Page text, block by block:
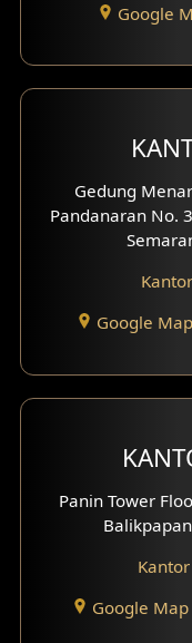
Desain
Desain
Desain
Desain
Desain
Fasad
Desain Split
Google
Gedung
Pandanaran No.
Google
Panin Tower
Google